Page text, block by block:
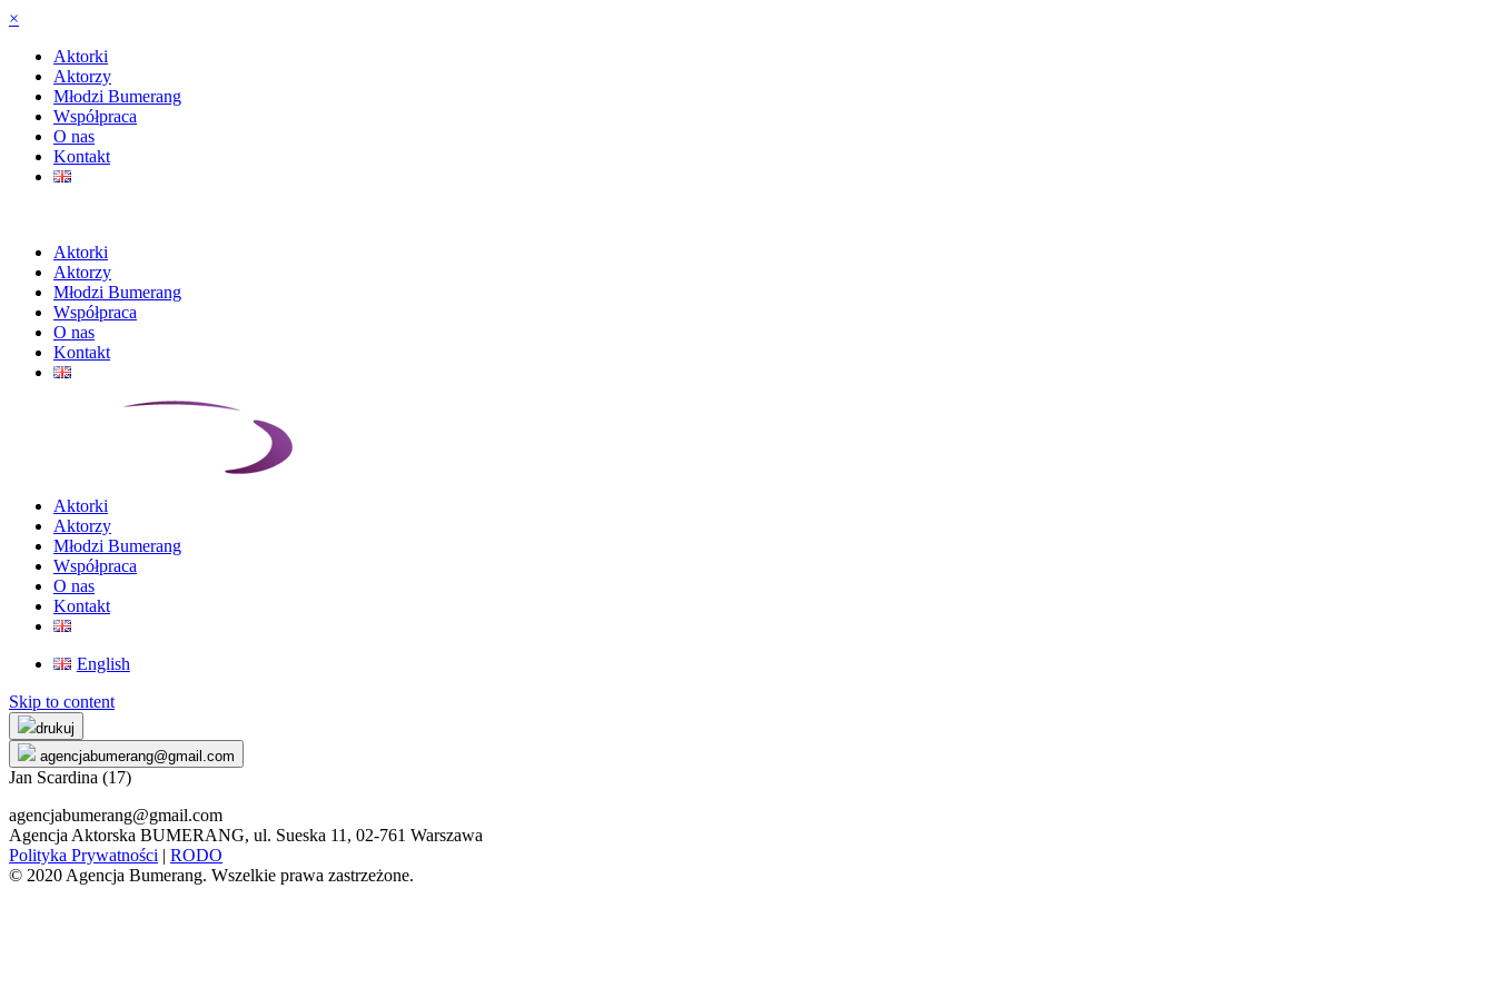
×
Aktorki
Aktorzy
Młodzi Bumerang
Współpraca
O nas
Kontakt
Aktorki
Aktorzy
Młodzi Bumerang
Współpraca
O nas
Kontakt
Aktorki
Aktorzy
Młodzi Bumerang
Współpraca
O nas
Kontakt
English
Skip to content
drukuj
agencjabumerang@gmail.com
Jan Scardina (17)
agencjabumerang@gmail.com
Agencja Aktorska BUMERANG, ul. Sueska 11, 02-761 Warszawa
Polityka Prywatności | RODO
© 2020 Agencja Bumerang. Wszelkie prawa zastrzeżone.